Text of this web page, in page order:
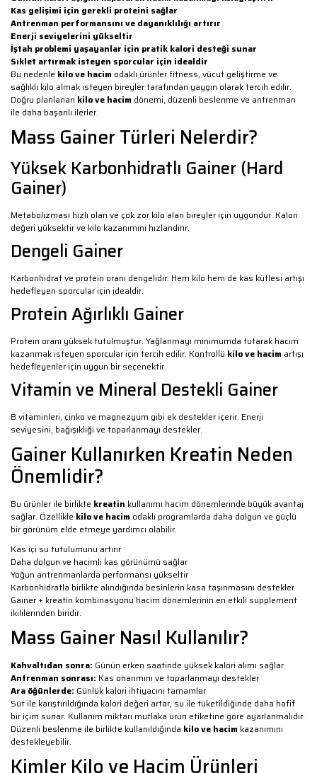
Kas gelişimi için gerekli proteini sağlar
Antrenman performansını ve dayanıklılığı artırır
Enerji seviyelerini yükseltir
İştah problemi yaşayanlar için pratik kalori desteği sunar
Sıklet artırmak isteyen sporcular için idealdir
Bu nedenle kilo ve hacim odaklı ürünler fitness, vücut geliştirme ve
sağlıklı kilo almak isteyen bireyler tarafından yaygın olarak tercih edilir.
Doğru planlanan kilo ve hacim dönemi, düzenli beslenme ve antrenman
ile daha başarılı ilerler.
Mass Gainer Türleri Nelerdir?
Yüksek Karbonhidratlı Gainer (Hard
Gainer)
Metabolizması hızlı olan ve çok zor kilo alan bireyler için uygundur. Kalori
değeri yüksektir ve kilo kazanımını hızlandırır.
Dengeli Gainer
Karbonhidrat ve protein oranı dengelidir. Hem kilo hem de kas kütlesi artışı
hedefleyen sporcular için idealdir.
Protein Ağırlıklı Gainer
Protein oranı yüksek tutulmuştur. Yağlanmayı minimumda tutarak hacim
kazanmak isteyen sporcular için tercih edilir. Kontrollü kilo ve hacim artışı
hedefleyenler için uygun bir seçenektir.
Vitamin ve Mineral Destekli Gainer
B vitaminleri, çinko ve magnezyum gibi ek destekler içerir. Enerji
seviyesini, bağışıklığı ve toparlanmayı destekler.
Gainer Kullanırken Kreatin Neden
Önemlidir?
Bu ürünler ile birlikte kreatin kullanımı hacim dönemlerinde büyük avantaj
sağlar. Özellikle kilo ve hacim odaklı programlarda daha dolgun ve güçlü
bir görünüm elde etmeye yardımcı olabilir.
Kas içi su tutulumunu artırır
Daha dolgun ve hacimli kas görünümü sağlar
Yoğun antrenmanlarda performansı yükseltir
Karbonhidratla birlikte alındığında besinlerin kasa taşınmasını destekler
Gainer + kreatin kombinasyonu hacim dönemlerinin en etkili supplement
ikililerinden biridir.
Mass Gainer Nasıl Kullanılır?
Kahvaltıdan sonra: Günün erken saatinde yüksek kalori alımı sağlar
Antrenman sonrası: Kas onarımını ve toparlanmayı destekler
Ara öğünlerde: Günlük kalori ihtiyacını tamamlar
Süt ile karıştırıldığında kalori değeri artar, su ile tüketildiğinde daha hafif
bir içim sunar. Kullanım miktarı mutlaka ürün etiketine göre ayarlanmalıdır.
Düzenli beslenme ile birlikte kullanıldığında kilo ve hacim kazanımını
destekleyebilir.
Kimler Kilo ve Hacim Ürünleri